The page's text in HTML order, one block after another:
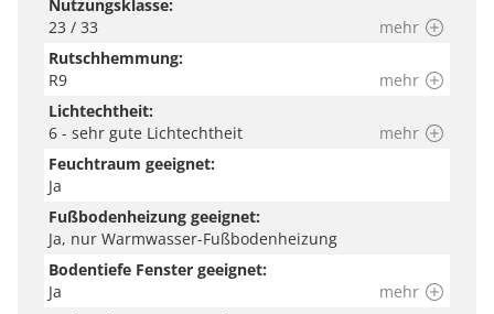
Nutzungsklasse:
23 / 33
mehr
Rutschhemmung:
R9
mehr
Lichtechtheit:
6 - sehr gute Lichtechtheit
mehr
Feuchtraum geeignet:
Ja
Fußbodenheizung geeignet:
Ja, nur Warmwasser-Fußbodenheizung
Bodentiefe Fenster geeignet:
Ja
mehr